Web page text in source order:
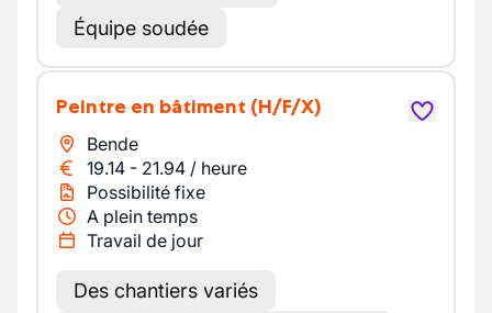
Équipe soudée
Peintre en bâtiment (H/F/X)
Bende
19.14 - 21.94 / heure
Possibilité fixe
A plein temps
Travail de jour
Des chantiers variés